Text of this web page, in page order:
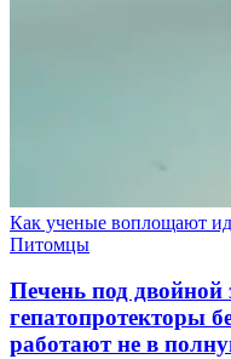
Как ученые воплощают
Питомцы
Печень под
гепатопротекторы
работают не в